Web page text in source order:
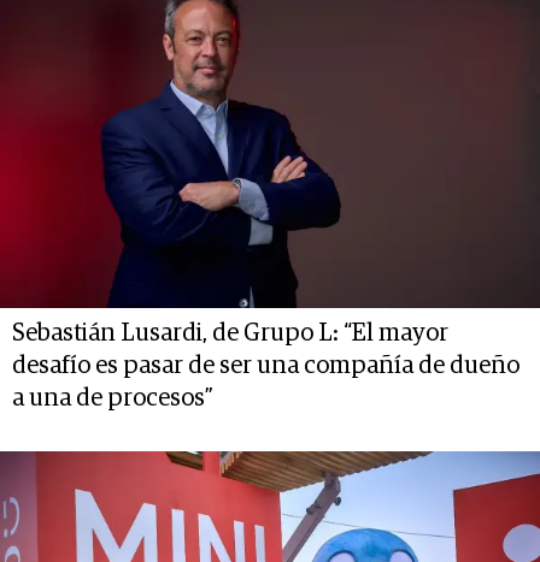
Sebastián Lusardi, de Grupo L: “El mayor
desafío es pasar de ser una compañía de dueño
a una de procesos”